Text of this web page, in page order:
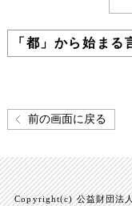
「都」から始まる
前の画面に戻る
Copyright(c) 公益財団法